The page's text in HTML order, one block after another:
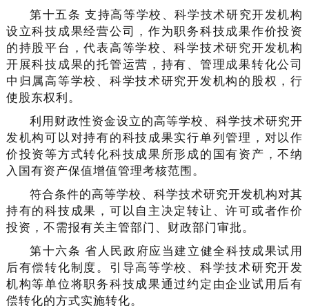
第十五条 支持高等学校、科学技术研究开发机构
设立科技成果经营公司，作为职务科技成果作价投资
的持股平台，代表高等学校、科学技术研究开发机构
开展科技成果的托管运营，持有、管理成果转化公司
中归属高等学校、科学技术研究开发机构的股权，行
使股东权利。
利用财政性资金设立的高等学校、科学技术研究开
发机构可以对持有的科技成果实行单列管理，对以作
价投资等方式转化科技成果所形成的国有资产，不纳
入国有资产保值增值管理考核范围。
符合条件的高等学校、科学技术研究开发机构对其
持有的科技成果，可以自主决定转让、许可或者作价
投资，不需报有关主管部门、财政部门审批。
第十六条 省人民政府应当建立健全科技成果试用
后有偿转化制度。引导高等学校、科学技术研究开发
机构等单位将职务科技成果通过约定由企业试用后有
偿转化的方式实施转化。